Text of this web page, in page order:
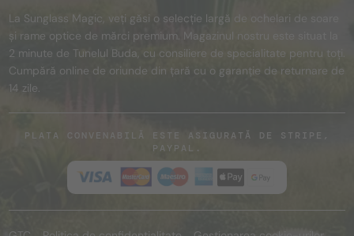
La Sunglass Magic, veți găsi o selecție largă de ochelari de soare
și rame optice de mărci premium. Magazinul nostru este situat la
2 minute de Tunelul Buda, cu consiliere de specialitate pentru toți.
Cumpără online de oriunde din țară cu o garanție de returnare de
14 zile.
PLATA CONVENABILĂ ESTE ASIGURATĂ DE STRIPE,
PAYPAL.